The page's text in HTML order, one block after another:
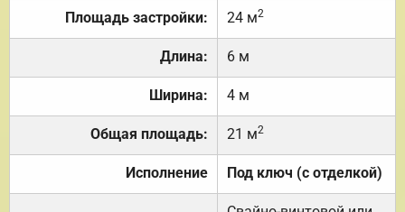
Площадь застройки: 24 м2
Длина: 6 м
Ширина: 4 м
Общая площадь: 21 м2
Исполнение Под ключ (с отделкой)